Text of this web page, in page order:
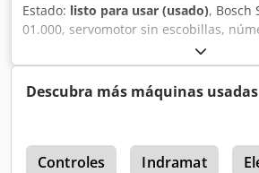
Estado: listo para usar (usado), Bosch
01.000, servomotor sin escobillas,
la foto, distancia entre los orificios de
mm, diámetro del eje de transmisión:
signos de uso importantes, conector
funcionamiento al 100 %. ATENCIÓN:
separado los costos de embalaje y
Afpef
Descubra más máquinas usadas
Controles Indramat